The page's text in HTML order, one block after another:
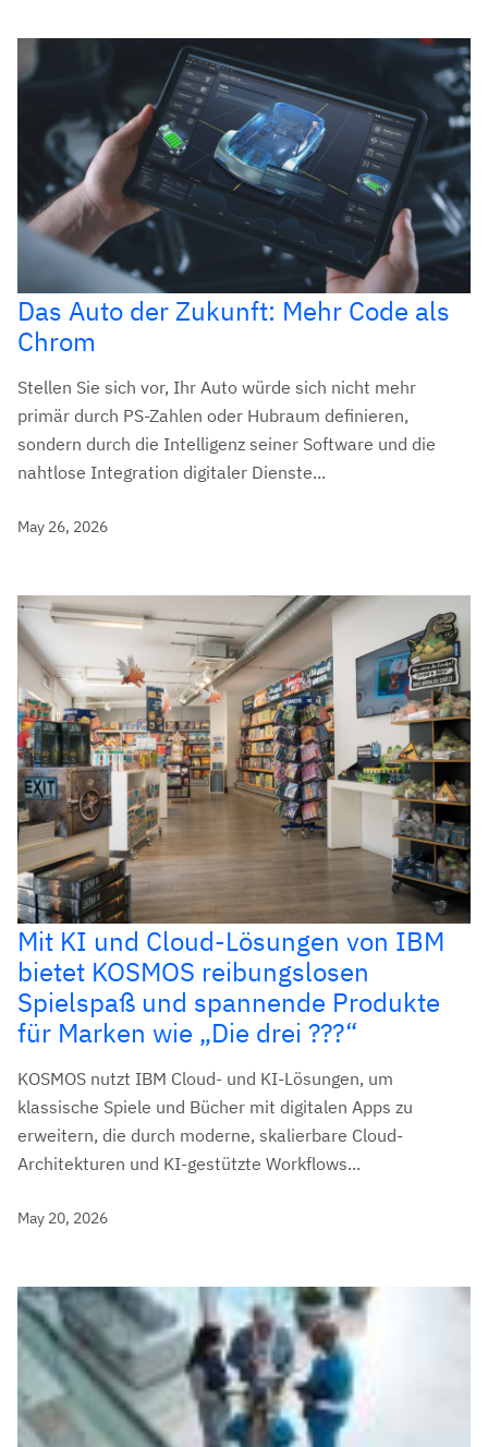
Das Auto der Zukunft: Mehr Code als
Chrom
Stellen Sie sich vor, Ihr Auto würde sich nicht mehr
primär durch PS-Zahlen oder Hubraum definieren,
sondern durch die Intelligenz seiner Software und die
nahtlose Integration digitaler Dienste...
May 26, 2026
Mit KI und Cloud-Lösungen von IBM
bietet KOSMOS reibungslosen
Spielspaß und spannende Produkte
für Marken wie „Die drei ???“
KOSMOS nutzt IBM Cloud- und KI-Lösungen, um
klassische Spiele und Bücher mit digitalen Apps zu
erweitern, die durch moderne, skalierbare Cloud-
Architekturen und KI-gestützte Workflows...
May 20, 2026